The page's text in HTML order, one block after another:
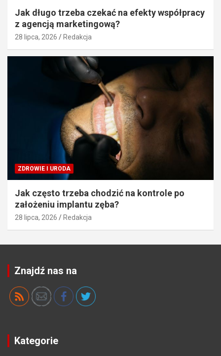
Jak długo trzeba czekać na efekty współpracy
z agencją marketingową?
28 lipca, 2026 Redakcja
ZDROWIE I URODA
Jak często trzeba chodzić na kontrole po
założeniu implantu zęba?
28 lipca, 2026 Redakcja
Znajdź nas na
Kategorie